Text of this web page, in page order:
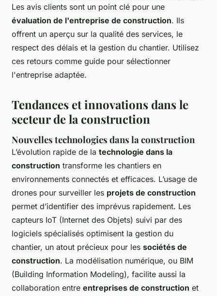
Les avis clients sont un point clé pour une
évaluation de l'entreprise de construction. Ils
offrent un aperçu sur la qualité des services, le
respect des délais et la gestion du chantier. Utilisez
ces retours comme guide pour sélectionner
l'entreprise adaptée.
Tendances et innovations dans le
secteur de la construction
Nouvelles technologies dans la construction
L’évolution rapide de la technologie dans la
construction transforme les chantiers en
environnements connectés et efficaces. L’usage de
drones pour surveiller les projets de construction
permet d’identifier des imprévus rapidement. Les
capteurs IoT (Internet des Objets) suivi par des
logiciels spécialisés optimisent la gestion du
chantier, un atout précieux pour les sociétés de
construction. La modélisation numérique, ou BIM
(Building Information Modeling), facilite aussi la
collaboration entre entreprises de construction et